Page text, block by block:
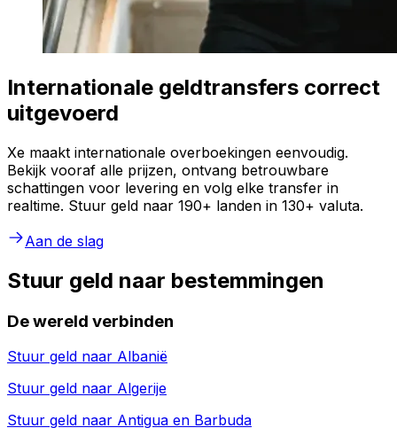
Internationale geldtransfers correct
uitgevoerd
Xe maakt internationale overboekingen eenvoudig.
Bekijk vooraf alle prijzen, ontvang betrouwbare
schattingen voor levering en volg elke transfer in
realtime. Stuur geld naar 190+ landen in 130+ valuta.
Aan de slag
Stuur geld naar bestemmingen
De wereld verbinden
Stuur geld naar Albanië
Stuur geld naar Algerije
Stuur geld naar Antigua en Barbuda